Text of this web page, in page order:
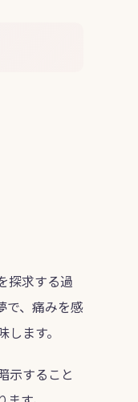
探求する過
で、痛みを感
ます。
示すること